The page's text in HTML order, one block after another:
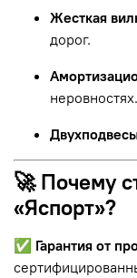
Жесткая
дорог.
неровностях.
🚀 Почему
«Яспорт»?
✅ Гарантия от